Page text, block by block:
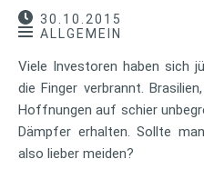
30.10.2015
ALLGEMEIN
Viele Investoren haben sich
die Finger verbrannt.
Hoffnungen auf schier
Dämpfer erhalten. Sollte
also lieber meiden?